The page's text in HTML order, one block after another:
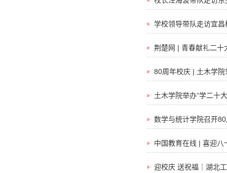
学校领导带队走访宜
荆楚网 | 青春献礼二十
80周年校庆 | 土木学
土木学院举办“学二十
数学与统计学院召开
中国教育在线 | 喜迎八
迎校庆 送祝福｜湖北